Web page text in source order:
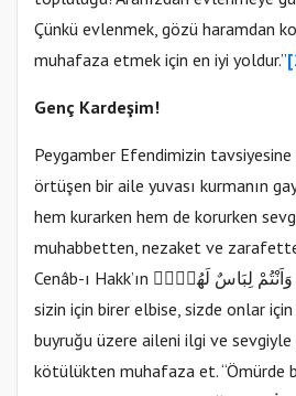
Çünkü evlenmek, gözü haramdan
muhafaza etmek için en iyi yoldur.”
Genç Kardeşim!
Peygamber Efendimizin
örtüşen bir aile yuvası kurmanın
hem kurarken hem de korurken
muhabbetten, nezaket ve
Cenâb-ı Hakk’ın هُنَّ لِبَاسٌ لَكُمْ وَاَنْتُمْ لِبَاسٌ لَهُنَّۜ “Onlar
sizin için birer elbise, sizde onlar
buyruğu üzere aileni ilgi ve
kötülükten muhafaza et. “Ömürde